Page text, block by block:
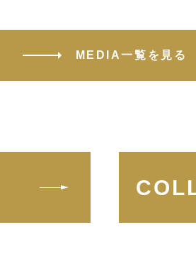
MEDIA一覧を見る